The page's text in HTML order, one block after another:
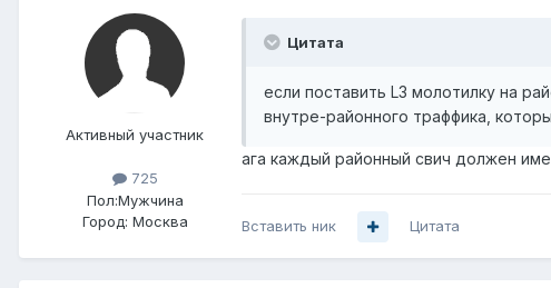
Активный участник
725
Пол:Мужчина
Город: Москва
Цитата
если поставить L3 молотилку на
внутре-районного траффика,
ага каждый районный свич должен
Вставить ник Цитата